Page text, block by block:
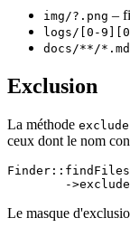
img/?.png –
logs/[0-
docs/**/*.md
Exclusion
La méthode
ceux dont le nom
Le masque